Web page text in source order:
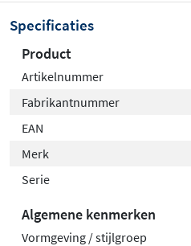
Specificaties
Product
Artikelnummer
Fabrikantnummer
EAN
Merk
Serie
Algemene kenmerken
Vormgeving / stijlgroep